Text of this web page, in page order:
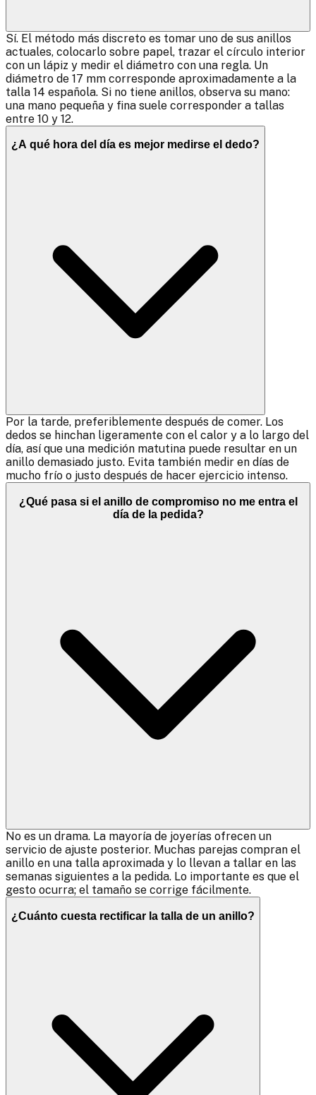
Sí. El método más discreto es tomar uno de sus anillos
actuales, colocarlo sobre papel, trazar el círculo interior
con un lápiz y medir el diámetro con una regla. Un
diámetro de 17 mm corresponde aproximadamente a la
talla 14 española. Si no tiene anillos, observa su mano:
una mano pequeña y fina suele corresponder a tallas
entre 10 y 12.
¿A qué hora del día es mejor medirse el dedo?
Por la tarde, preferiblemente después de comer. Los
dedos se hinchan ligeramente con el calor y a lo largo del
día, así que una medición matutina puede resultar en un
anillo demasiado justo. Evita también medir en días de
mucho frío o justo después de hacer ejercicio intenso.
¿Qué pasa si el anillo de compromiso no me entra el
día de la pedida?
No es un drama. La mayoría de joyerías ofrecen un
servicio de ajuste posterior. Muchas parejas compran el
anillo en una talla aproximada y lo llevan a tallar en las
semanas siguientes a la pedida. Lo importante es que el
gesto ocurra; el tamaño se corrige fácilmente.
¿Cuánto cuesta rectificar la talla de un anillo?